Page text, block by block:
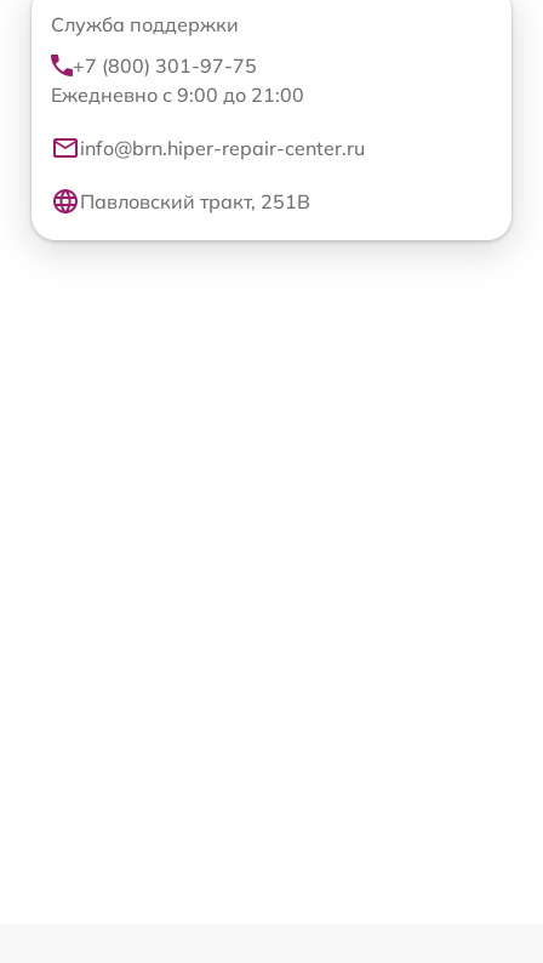
Служба поддержки
+7 (800) 301-97-75
Ежедневно с 9:00 до 21:00
info@brn.hiper-repair-center.ru
Павловский тракт, 251В